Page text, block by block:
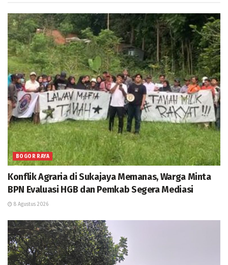
BOGOR RAYA
Konflik Agraria di Sukajaya Memanas, Warga Minta
BPN Evaluasi HGB dan Pemkab Segera Mediasi
8 Agustus 2026